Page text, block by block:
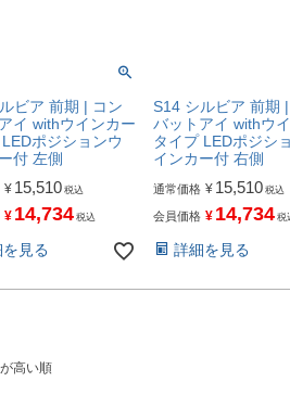
ビア 前期 | コン
イ withウインカー
ポジションウ
付 左側
¥ 15,510 税込
¥ 14,734 税込
見る
S14 シルビア 前期
バットアイ withウ
タイプ LEDポジシ
インカー付 右側
通常価格 ¥ 15,510 税込
会員価格 ¥ 14,734 税
詳細を見る
高い順